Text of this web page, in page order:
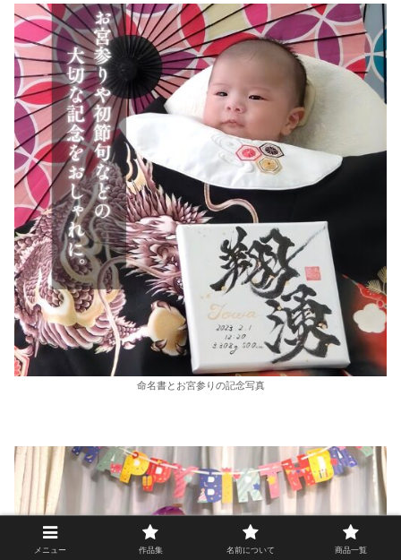
命名書とお宮参りの記念写真
メニュー 作品集 名前について 商品一覧